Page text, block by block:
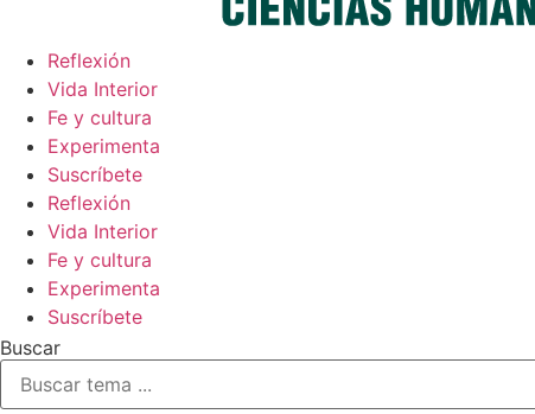
Reflexión
Vida Interior
Fe y cultura
Experimenta
Suscríbete
Reflexión
Vida Interior
Fe y cultura
Experimenta
Suscríbete
Buscar